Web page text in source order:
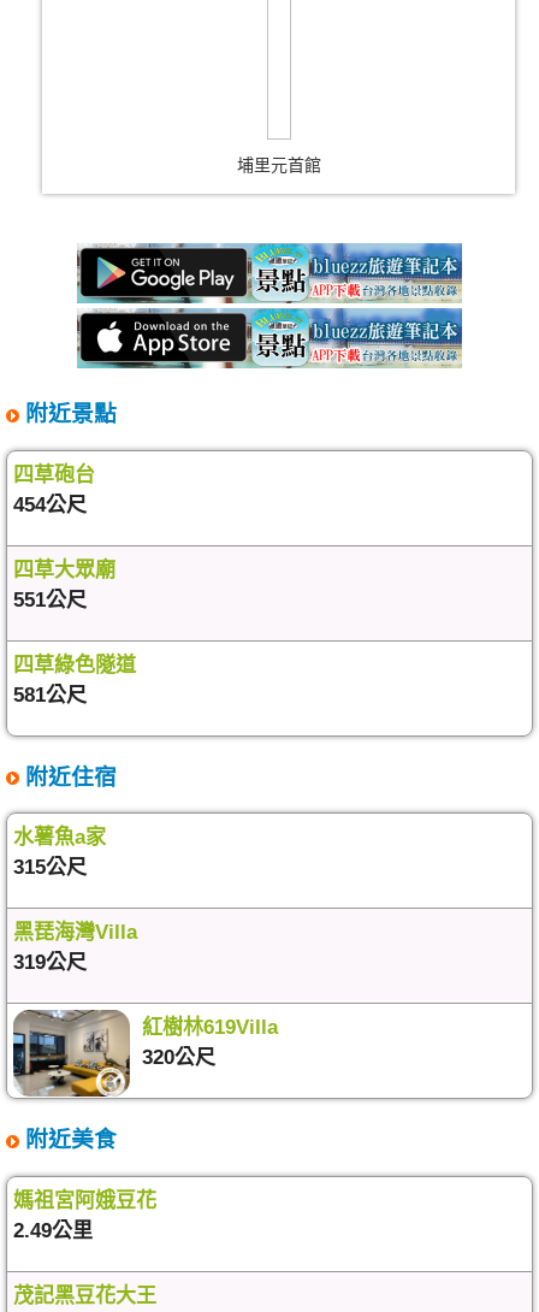
埔里元首館
附近景點
四草砲台
454公尺
四草大眾廟
551公尺
四草綠色隧道
581公尺
附近住宿
水薯魚a家
315公尺
黑琵海灣Villa
319公尺
紅樹林619Villa
320公尺
附近美食
媽祖宮阿娥豆花
2.49公里
茂記黑豆花大王